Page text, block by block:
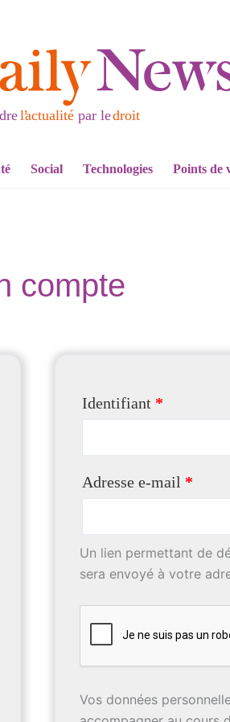
Social Technologies Points de
compte
Identifiant *
Adresse e-mail *
Un lien permettant de
sera envoyé à votre
Vos données